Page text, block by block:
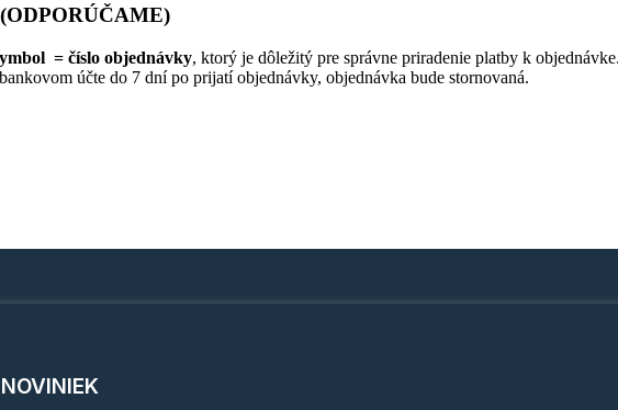
= číslo objednávky, ktorý je dôležitý pre správne priradenie platby k
účte do 7 dní po prijatí objednávky, objednávka bude stornovaná.